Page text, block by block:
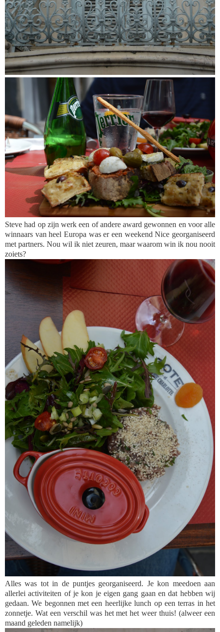
Steve had op zijn werk een of andere award gewonnen en voor alle
winnaars van heel Europa was er een weekend Nice georganiseerd
met partners. Nou wil ik niet zeuren, maar waarom win ik nou nooit
zoiets?
Alles was tot in de puntjes georganiseerd. Je kon meedoen aan
allerlei activiteiten of je kon je eigen gang gaan en dat hebben wij
gedaan. We begonnen met een heerlijke lunch op een terras in het
zonnetje. Wat een verschil was het met het weer thuis! (alweer een
maand geleden namelijk)